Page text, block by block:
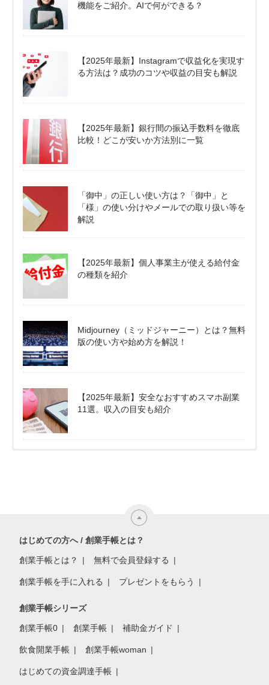
機能をご紹介。AIで何ができる？
【2025年最新】Instagramで収益化を実現す
る方法は？成功のコツや収益の目安も解説
【2025年最新】銀行間の振込手数料を徹底
比較！どこが安いか方法別に一覧
「御中」の正しい使い方は？「御中」と
「様」の使い分けやメールでの取り扱い等を
解説
【2025年最新】個人事業主が使える給付金
の種類を紹介
Midjourney（ミッドジャーニー）とは？無料
版の使い方や始め方を解説！
【2025年最新】安全なおすすめスマホ副業
11選。収入の目安も紹介
はじめての方へ / 創業手帳とは？
創業手帳とは？ 無料で会員登録する
創業手帳を手に入れる プレゼントをもらう
創業手帳シリーズ
創業手帳0 創業手帳 補助金ガイド
飲食開業手帳 創業手帳woman
はじめての資金調達手帳